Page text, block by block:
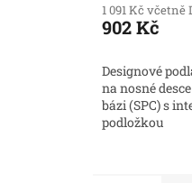
1 091 Kč včetně
902 Kč
Designové
na nosné
bázi (SPC) s
podložkou